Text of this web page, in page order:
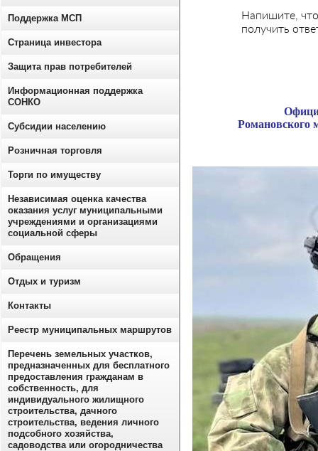
Напишите,
получить
Романовского
Поддержка МСП
Страница инвестора
Защита прав потребителей
Информационная поддержка
СОНКО
Субсидии населению
Розничная торговля
Торги по имуществу
Независимая оценка качества
оказания услуг муниципальными
учреждениями и организациями
социальной сферы
Обращения
Отдых и туризм
Контакты
Реестр муниципальных маршрутов
Перечень земельных участков,
предназначенных для бесплатного
предоставления гражданам в
собственность, для
индивидуального жилищного
строительства, дачного
строительства, ведения личного
подсобного хозяйства,
садоводства или огородничества